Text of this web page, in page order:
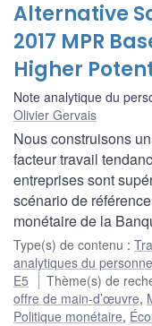
Alternative
2017 MPR
Higher
Note analytique du
Olivier Gervais
Nous construisons
facteur travail
entreprises sont
scénario de
monétaire de la
Type(s) de contenu :
analytiques du
E5
Thème(s) de
offre de main-d’œuvre,
Politique monétaire,